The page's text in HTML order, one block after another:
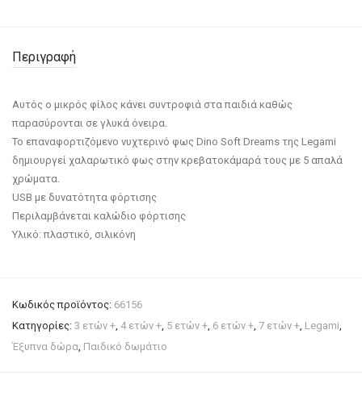
Περιγραφή
Αυτός ο μικρός φίλος κάνει συντροφιά στα παιδιά καθώς
παρασύρονται σε γλυκά όνειρα.
Το επαναφορτιζόμενο νυχτερινό φως Dino Soft Dreams της Legami
δημιουργεί χαλαρωτικό φως στην κρεβατοκάμαρά τους με 5 απαλά
χρώματα.
USB με δυνατότητα φόρτισης
Περιλαμβάνεται καλώδιο φόρτισης
Υλικό: πλαστικό, σιλικόνη
Κωδικός προϊόντος: 66156
Κατηγορίες: 3 ετών +, 4 ετών +, 5 ετών +, 6 ετών +, 7 ετών +, Legami,
Έξυπνα δώρα, Παιδικό δωμάτιο